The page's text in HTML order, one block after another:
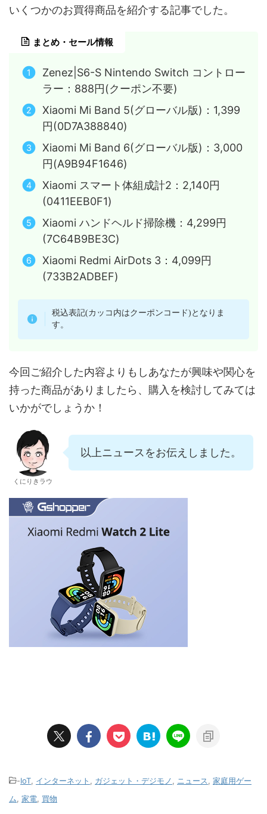
いくつかのお買得商品を紹介する記事でした。
まとめ・セール情報
Zenez|S6-S Nintendo Switch コントロー
ラー：888円(クーポン不要)
Xiaomi Mi Band 5(グローバル版)：1,399
円(0D7A388840)
Xiaomi Mi Band 6(グローバル版)：3,000
円(A9B94F1646)
Xiaomi スマート体組成計2：2,140円
(0411EEB0F1)
Xiaomi ハンドヘルド掃除機：4,299円
(7C64B9BE3C)
Xiaomi Redmi AirDots 3：4,099円
(733B2ADBEF)
税込表記(カッコ内はクーポンコード)となりま
す。
今回ご紹介した内容よりもしあなたが興味や関心を
持った商品がありましたら、購入を検討してみては
いかがでしょうか！
くにりきラウ
以上ニュースをお伝えしました。
-IoT インターネット ガジェット・デジモノ ニュース
家庭用ゲー
ム 家電 買物